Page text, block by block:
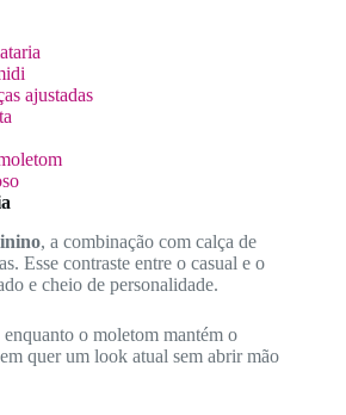
ajustadas
, a combinação com calça de
Esse contraste entre o casual e o
e cheio de personalidade.
o moletom mantém o
quer um look atual sem abrir mão